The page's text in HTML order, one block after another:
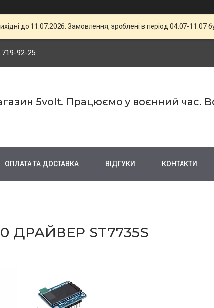
до 11.07.2026. Замовлення, зроблені в період 04.07-11.07
719-92-25
5volt. Працюємо у воєнний час.
ОПЛАТА ТА ДОСТАВКА ВІДГУКИ КОНТАКТИ
ДРАЙВЕР ST7735S